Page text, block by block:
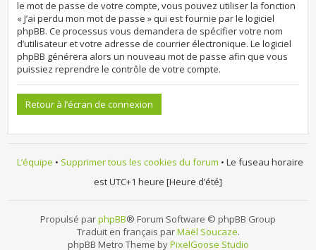
le mot de passe de votre compte, vous pouvez utiliser la fonction
« J’ai perdu mon mot de passe » qui est fournie par le logiciel
phpBB. Ce processus vous demandera de spécifier votre nom
d’utilisateur et votre adresse de courrier électronique. Le logiciel
phpBB générera alors un nouveau mot de passe afin que vous
puissiez reprendre le contrôle de votre compte.
Retour à l’écran de connexion
L’équipe • Supprimer tous les cookies du forum • Le fuseau horaire
est UTC+1 heure [Heure d’été]
Propulsé parphpBB® Forum Software © phpBB Group
Traduit en français parMaël Soucaze.
phpBB Metro Theme byPixelGoose Studio